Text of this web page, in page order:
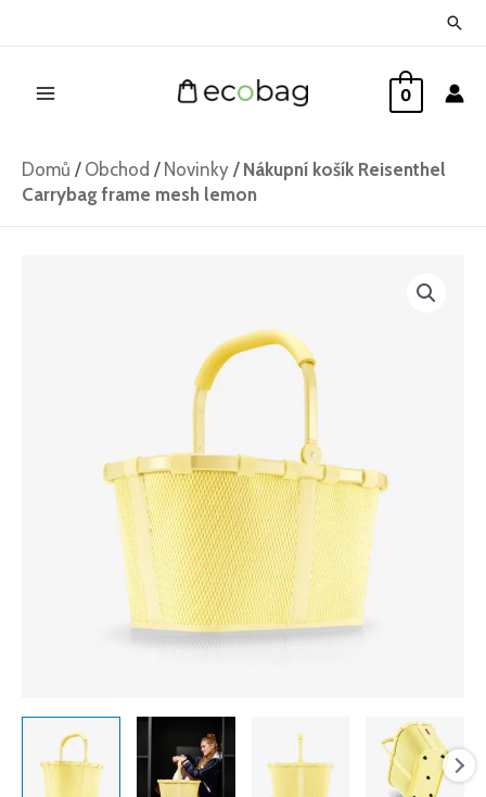
0
Domů / Obchod / Novinky / Nákupní košík Reisenthel
Carrybag frame mesh lemon